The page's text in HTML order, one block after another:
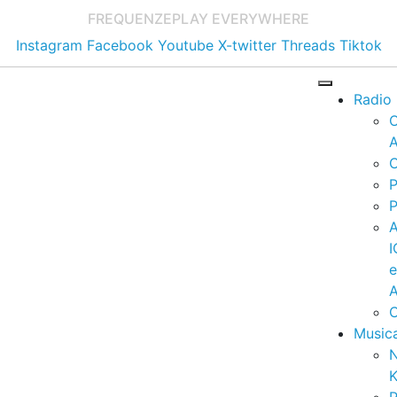
FREQUENZEPLAY EVERYWHERE
Instagram Facebook Youtube X-twitter Threads Tiktok
Radio
e